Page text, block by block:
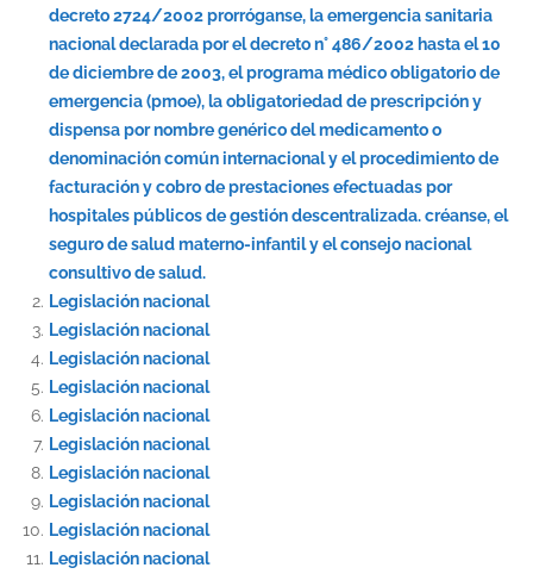
decreto 2724/2002 prorróganse, la emergencia sanitaria
nacional declarada por el decreto n° 486/2002 hasta el 10
de diciembre de 2003, el programa médico obligatorio de
emergencia (pmoe), la obligatoriedad de prescripción y
dispensa por nombre genérico del medicamento o
denominación común internacional y el procedimiento de
facturación y cobro de prestaciones efectuadas por
hospitales públicos de gestión descentralizada. créanse, el
seguro de salud materno-infantil y el consejo nacional
consultivo de salud.
Legislación nacional
Legislación nacional
Legislación nacional
Legislación nacional
Legislación nacional
Legislación nacional
Legislación nacional
Legislación nacional
Legislación nacional
Legislación nacional